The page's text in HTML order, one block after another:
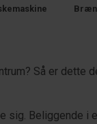
Så er dette
sig. Beliggende i